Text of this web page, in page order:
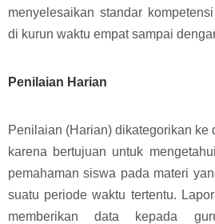
menyelesaikan standar
di kurun waktu empat sampai
Penilaian Harian
Penilaian (Harian) dikategorikan ke
karena bertujuan untuk
pemahaman siswa pada materi
suatu periode waktu tertentu.
memberikan data kepada